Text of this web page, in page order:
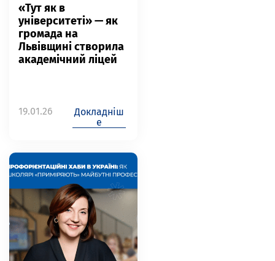
«Тут як в
університеті» — як
громада на
Львівщині створила
академічний ліцей
19.01.26
Докладніш
е